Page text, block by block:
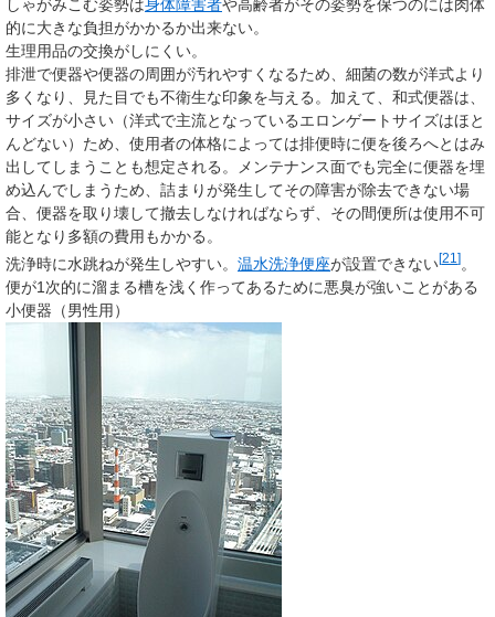
しゃがみこむ姿勢は身体障害者や高齢者がその姿勢を保つのには肉体
的に大きな負担がかかるか出来ない。
生理用品の交換がしにくい。
排泄で便器や便器の周囲が汚れやすくなるため、細菌の数が洋式より
多くなり、見た目でも不衛生な印象を与える。加えて、和式便器は、
サイズが小さい（洋式で主流となっているエロンゲートサイズはほと
んどない）ため、使用者の体格によっては排便時に便を後ろへとはみ
出してしまうことも想定される。メンテナンス面でも完全に便器を埋
め込んでしまうため、詰まりが発生してその障害が除去できない場
合、便器を取り壊して撤去しなければならず、その間便所は使用不可
能となり多額の費用もかかる。
洗浄時に水跳ねが発生しやすい。 温水洗浄便座が設置できない[21 ] 。
便が1次的に溜まる槽を浅く作ってあるために悪臭が強いことがある
小便器（男性用）